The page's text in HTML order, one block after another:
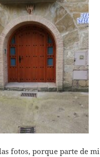
fotos, porque parte de mi